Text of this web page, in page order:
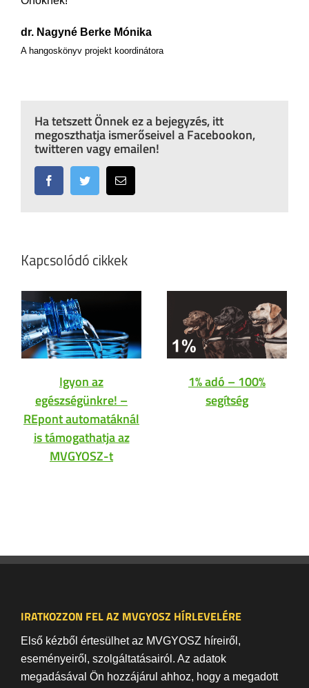
dr. Nagyné Berke Mónika
A hangoskönyv projekt koordinátora
Ha tetszett Önnek ez a bejegyzés, itt
megoszthatja ismerőseivel a Facebookon,
twitteren vagy emailen!
FacebookTwitter Email:
Kapcsolódó cikkek
Igyon az
egészségünkre! –
REpont automatáknál
is támogathatja az
MVGYOSZ-t
1% adó – 100%
segítség
IRATKOZZON FEL AZ MVGYOSZ HÍRLEVELÉRE
Első kézből értesülhet az MVGYOSZ híreiről,
eseményeiről, szolgáltatásairól. Az adatok
megadásával Ön hozzájárul ahhoz, hogy a megadott